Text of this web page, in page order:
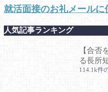
就活面接のお礼メールに
人気記事ランキング
【合否
る長所
114.1k件